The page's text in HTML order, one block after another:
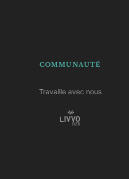
COMMUNAUTÉ
Travaille avec nous